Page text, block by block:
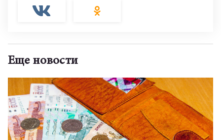
Еще новости